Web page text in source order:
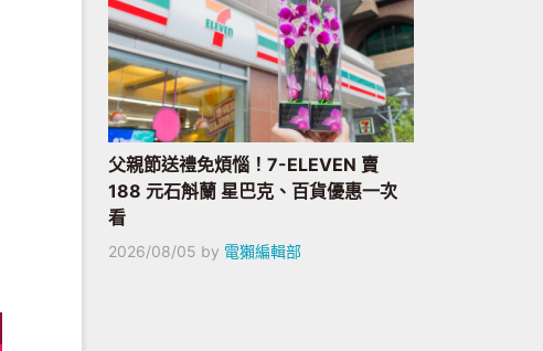
父親節送禮免煩惱！7-ELEVEN 賣
188 元石斛蘭 星巴克、百貨優惠一次
看
2026/08/05 by 電獺編輯部